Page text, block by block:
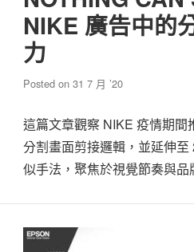
NIKE 廣告中的
力
Posted on31 7 月 ’20
這篇文章觀察 NIKE 疫情期
分割畫面剪接邏輯，並延伸
似手法，聚焦於視覺節奏與品